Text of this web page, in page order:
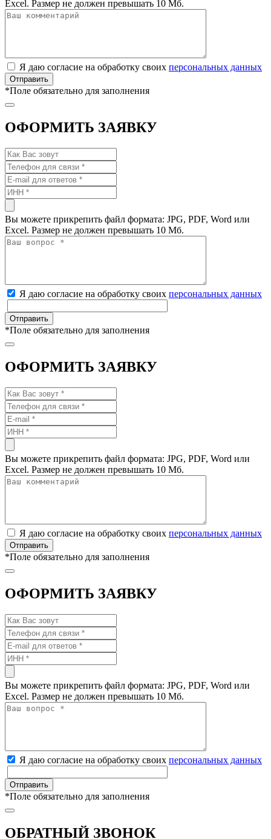
Excel. Размер не должен превышать 10 Мб.
Я даю согласие на обработку своих персональных данных
*Поле обязательно для заполнения
ОФОРМИТЬ ЗАЯВКУ
Вы можете прикрепить файл формата: JPG, PDF, Word или
Excel. Размер не должен превышать 10 Мб.
Я даю согласие на обработку своих персональных данных
*Поле обязательно для заполнения
ОФОРМИТЬ ЗАЯВКУ
Вы можете прикрепить файл формата: JPG, PDF, Word или
Excel. Размер не должен превышать 10 Мб.
Я даю согласие на обработку своих персональных данных
*Поле обязательно для заполнения
ОФОРМИТЬ ЗАЯВКУ
Вы можете прикрепить файл формата: JPG, PDF, Word или
Excel. Размер не должен превышать 10 Мб.
Я даю согласие на обработку своих персональных данных
*Поле обязательно для заполнения
ОБРАТНЫЙ ЗВОНОК